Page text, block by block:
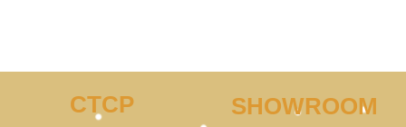
CTCP
SHOWROOM